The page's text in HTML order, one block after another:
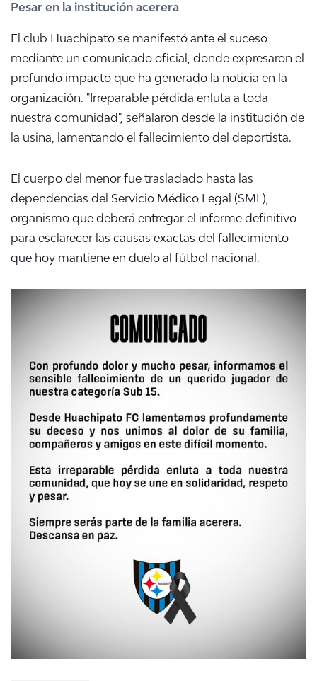
Pesar en la institución acerera
El club Huachipato se manifestó ante el suceso
mediante un comunicado oficial, donde expresaron el
profundo impacto que ha generado la noticia en la
organización. "Irreparable pérdida enluta a toda
nuestra comunidad", señalaron desde la institución de
la usina, lamentando el fallecimiento del deportista.
El cuerpo del menor fue trasladado hasta las
dependencias del Servicio Médico Legal (SML),
organismo que deberá entregar el informe definitivo
para esclarecer las causas exactas del fallecimiento
que hoy mantiene en duelo al fútbol nacional.